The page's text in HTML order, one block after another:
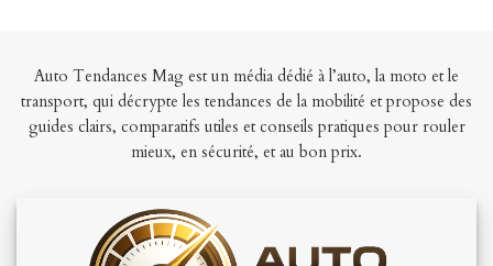
Auto Tendances Mag est un média dédié à l’auto, la moto et le
transport, qui décrypte les tendances de la mobilité et propose des
guides clairs, comparatifs utiles et conseils pratiques pour rouler
mieux, en sécurité, et au bon prix.